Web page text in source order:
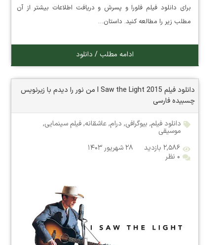
برای دانلود فیلم فلورا و پسرش و دریافت اطلاعات بیشتر از آن
مطلب زیر را مطالعه کنید. داستان…
ادامه مطلب / دانلود
دانلود فیلم I Saw the Light 2015 من نور را دیدم با زیرنویس
چسبیده فارسی
دانلود فیلم, بیوگرافی, درام,عاشقانه,فیلم سینمایی,
موسیقی
۲,۵۸۶ بازدید
۲۸ شهریور ۱۴۰۳
۰ نظر